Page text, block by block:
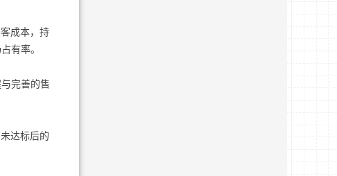
成本，持
有率。
完善的售
达标后的